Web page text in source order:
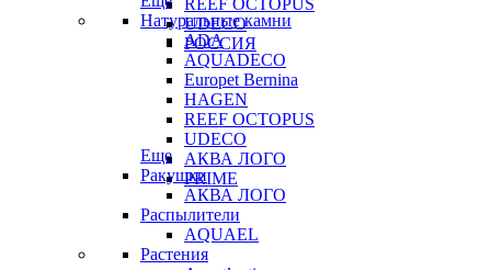
REEF OCTOPUS
UDECO
РОССИЯ
Натуральные камни
ADA
AQUADECO
Europet Bernina
HAGEN
REEF OCTOPUS
UDECO
АКВА ЛОГО
PRIME
Еще
Ракушки
АКВА ЛОГО
Распылители
AQUAEL
Растения